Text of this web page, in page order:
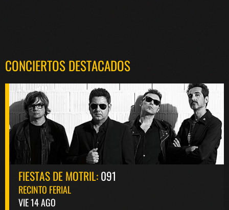
CONCIERTOS DESTACADOS
FIESTAS DE MOTRIL:091
RECINTO FERIAL
VIE 14 AGO